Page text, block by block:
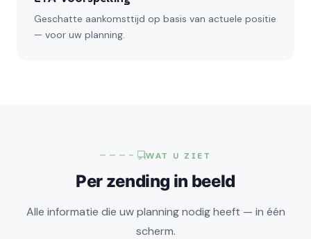
Geschatte aankomsttijd op basis van actuele positie
— voor uw planning.
WAT U ZIET
Per zending in beeld
Alle informatie die uw planning nodig heeft — in één
scherm.